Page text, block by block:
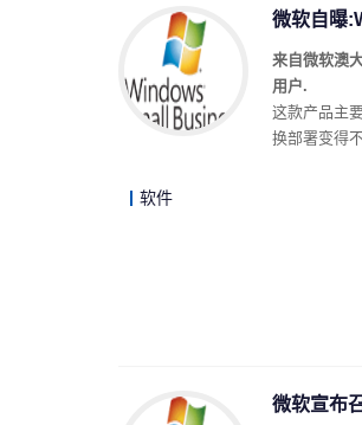
微软自曝
来自微软澳
用户.
这款产品主
换部署变得
软件
微软宣布